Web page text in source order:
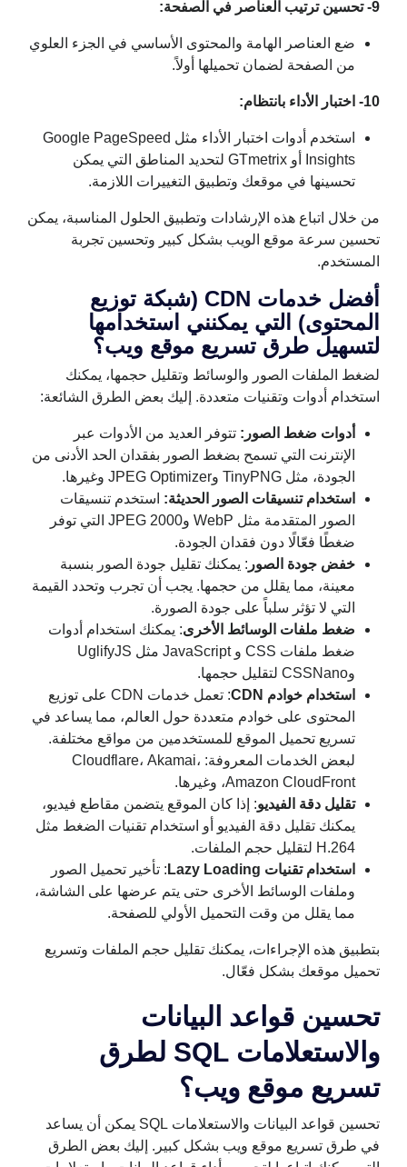
9- تحسين ترتيب العناصر في الصفحة:
ضع العناصر الهامة والمحتوى الأساسي في الجزء العلوي
من الصفحة لضمان تحميلها أولاً.
10- اختبار الأداء بانتظام:
استخدم أدوات اختبار الأداء مثل Google PageSpeed
Insights أو GTmetrix لتحديد المناطق التي يمكن
تحسينها في موقعك وتطبيق التغييرات اللازمة.
من خلال اتباع هذه الإرشادات وتطبيق الحلول المناسبة، يمكن
تحسين سرعة موقع الويب بشكل كبير وتحسين تجربة
المستخدم.
أفضل خدمات CDN (شبكة توزيع
المحتوى) التي يمكنني استخدامها
لتسهيل طرق تسريع موقع ويب؟
لضغط الملفات الصور والوسائط وتقليل حجمها، يمكنك
استخدام أدوات وتقنيات متعددة. إليك بعض الطرق الشائعة:
أدوات ضغط الصور: تتوفر العديد من الأدوات عبر
الإنترنت التي تسمح بضغط الصور بفقدان الحد الأدنى من
الجودة، مثل TinyPNG وJPEG Optimizer وغيرها.
استخدام تنسيقات الصور الحديثة: استخدم تنسيقات
الصور المتقدمة مثل WebP وJPEG 2000 التي توفر
ضغطًا فعّالًا دون فقدان الجودة.
خفض جودة الصور : يمكنك تقليل جودة الصور بنسبة
معينة، مما يقلل من حجمها. يجب أن تجرب وتحدد القيمة
التي لا تؤثر سلباً على جودة الصورة.
ضغط ملفات الوسائط الأخرى: يمكنك استخدام أدوات
ضغط ملفات CSS و JavaScript مثل UglifyJS
وCSSNano لتقليل حجمها.
استخدام خوادم CDN
: تعمل خدمات CDN على توزيع
المحتوى على خوادم متعددة حول العالم، مما يساعد في
تسريع تحميل الموقع للمستخدمين من مواقع مختلفة.
لبعض الخدمات المعروفة: Cloudflare، Akamai،
Amazon CloudFront، وغيرها.
تقليل دقة الفيديو: إذا كان الموقع يتضمن مقاطع فيديو،
يمكنك تقليل دقة الفيديو أو استخدام تقنيات الضغط مثل
H.264 لتقليل حجم الملفات.
استخدام تقنيات Lazy Loading
: تأخير تحميل الصور
وملفات الوسائط الأخرى حتى يتم عرضها على الشاشة،
مما يقلل من وقت التحميل الأولي للصفحة.
بتطبيق هذه الإجراءات، يمكنك تقليل حجم الملفات وتسريع
تحميل موقعك بشكل فعّال.
تحسين قواعد البيانات
والاستعلامات SQL لطرق
تسريع موقع ويب؟
تحسين قواعد البيانات والاستعلامات SQL يمكن أن يساعد
في طرق تسريع موقع ويب بشكل كبير. إليك بعض الطرق